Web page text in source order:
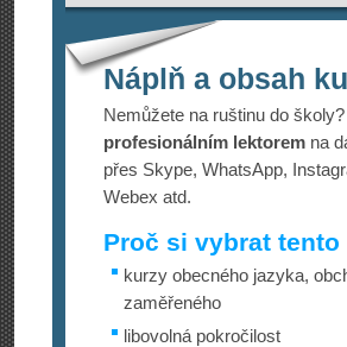
Náplň a obsah
Nemůžete na ruštinu do
profesionálním lektorem na
přes Skype, WhatsApp,
Webex atd.
Proč si vybrat tento
kurzy obecného jazyka,
zaměřeného
libovolná pokročilost